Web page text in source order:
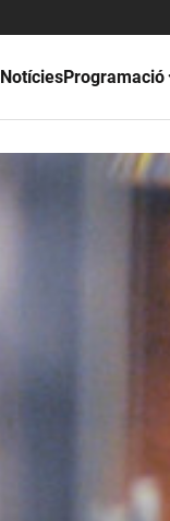
NotíciesProgramació